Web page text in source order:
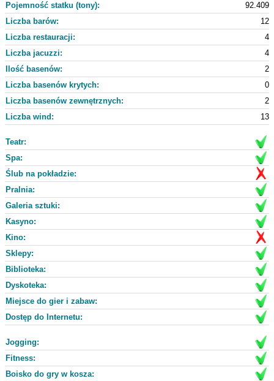
Pojemność statku (tony):
92.409
Liczba barów:
12
Liczba restauracji:
4
Liczba jacuzzi:
4
Ilość basenów:
2
Liczba basenów krytych:
0
Liczba basenów zewnętrznych:
2
Liczba wind:
13
Teatr:
Spa:
Ślub na pokładzie:
Pralnia:
Galeria sztuki:
Kasyno:
Kino:
Sklepy:
Biblioteka:
Dyskoteka:
Miejsce do gier i zabaw:
Dostęp do Internetu:
Jogging:
Fitness:
Boisko do gry w kosza: